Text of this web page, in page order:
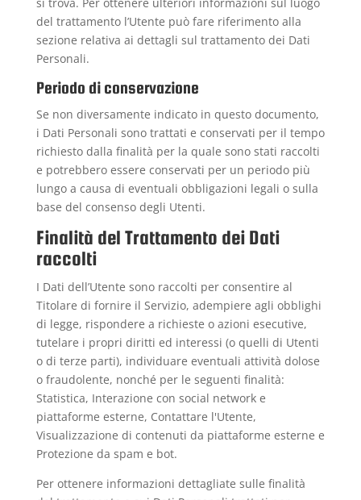
del trattamento l’Utente può fare riferimento alla
sezione relativa ai dettagli sul trattamento dei Dati
Personali.
Periodo di conservazione
Se non diversamente indicato in questo documento,
i Dati Personali sono trattati e conservati per il tempo
richiesto dalla finalità per la quale sono stati raccolti
e potrebbero essere conservati per un periodo più
lungo a causa di eventuali obbligazioni legali o sulla
base del consenso degli Utenti.
Finalità del Trattamento dei Dati
raccolti
I Dati dell’Utente sono raccolti per consentire al
Titolare di fornire il Servizio, adempiere agli obblighi
di legge, rispondere a richieste o azioni esecutive,
tutelare i propri diritti ed interessi (o quelli di Utenti
o di terze parti), individuare eventuali attività dolose
o fraudolente, nonché per le seguenti finalità:
Statistica, Interazione con social network e
piattaforme esterne, Contattare l'Utente,
Visualizzazione di contenuti da piattaforme esterne e
Protezione da spam e bot.
Per ottenere informazioni dettagliate sulle finalità